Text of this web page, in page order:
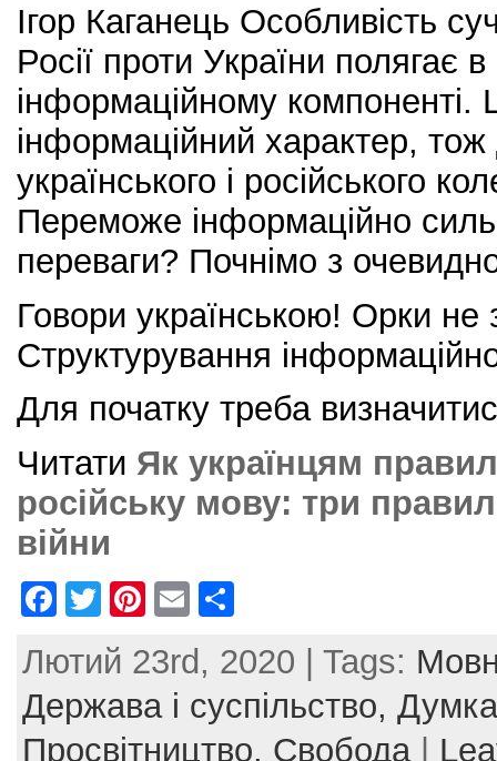
Ігор Каганець Особливість
Росії проти України полягає
інформаційному компоненті.
інформаційний характер,
українського і російського
Переможе інформаційно
переваги? Почнімо з
Говори українською! Орки не
Структурування
Для початку треба
Читати Як українцям
російську мову: три
війни
F
c
e
b
T
itt
er
Pi
er
e
st
E
ai
l
ar
e
Лютий 23rd, 2020 | Tags:
Держава і суспільство,
Просвітництво, Свобода|